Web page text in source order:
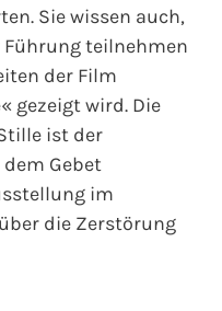
Sie wissen auch,
teilnehmen
der Film
gezeigt wird. Die
ist der
Gebet
im
die Zerstörung